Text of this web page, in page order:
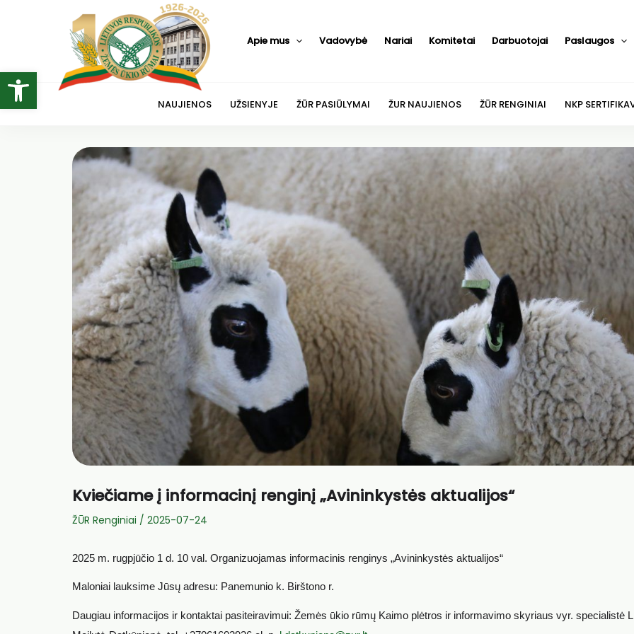
Open toolbar
Apie mus Vadovybė Nariai Komitetai Darbuotojai Paslaugos
NAUJIENOS UŽSIENYJE ŽŪR PASIŪLYMAI ŽUR NAUJIENOS ŽŪR RENGINIAI NKP
Kviečiame į informacinį renginį „Avininkystės aktualijos“
ŽŪR Renginiai / 2025-07-24
2025 m. rugpjūčio 1 d. 10 val. Organizuojamas informacinis renginys „Avininkystės aktualijos“
Maloniai lauksime Jūsų adresu: Panemunio k. Birštono r.
Daugiau informacijos ir kontaktai pasiteiravimui: Žemės ūkio rūmų Kaimo plėtros ir informavimo skyriaus vyr. specialistė